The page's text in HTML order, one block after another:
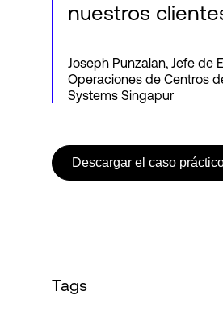
nuestros
Joseph Punzalan, Jefe de
Operaciones de Centros
Systems Singapur
Descargar el caso
Tags